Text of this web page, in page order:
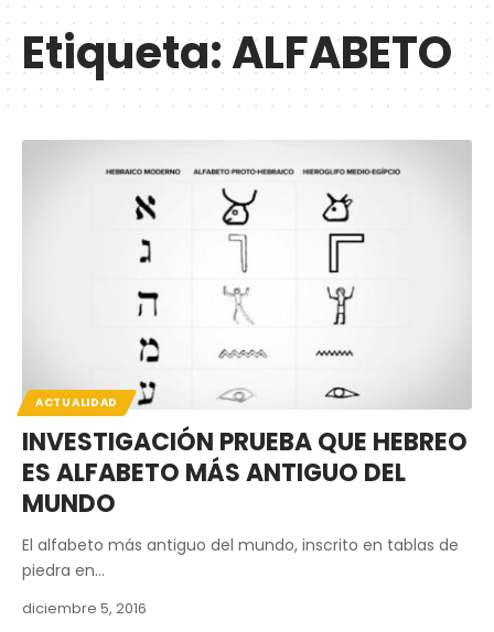
Etiqueta:ALFABETO
ACTUALIDAD
INVESTIGACIÓN PRUEBA QUE HEBREO
ES ALFABETO MÁS ANTIGUO DEL
MUNDO
El alfabeto más antiguo del mundo, inscrito en tablas de
piedra en…
diciembre 5, 2016